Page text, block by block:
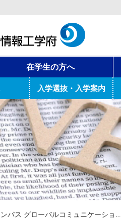
在学生の方へ
入学選抜・入学案内
飯塚キャンパス グローバルコミュニケーションラウンジにて「ありがとう2017年パーティ」を開催しました。